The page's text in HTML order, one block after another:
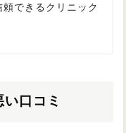
できるクリニック
口コミ